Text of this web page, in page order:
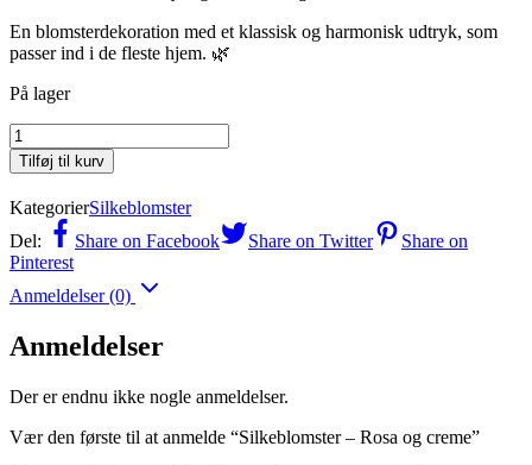
En blomsterdekoration med et klassisk og harmonisk udtryk, som
passer ind i de fleste hjem. 🌿
På lager
Silkeblomster
-
Rosa
og
creme
antal
Tilføj til kurv
KategorierSilkeblomster
Del:
Share on Facebook Share on Twitter
Share on
Pinterest
Anmeldelser (0)
Anmeldelser
Der er endnu ikke nogle anmeldelser.
Vær den første til at anmelde “Silkeblomster – Rosa og creme”